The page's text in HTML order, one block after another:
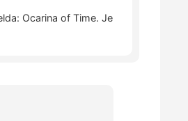
Ocarina of Time. Je